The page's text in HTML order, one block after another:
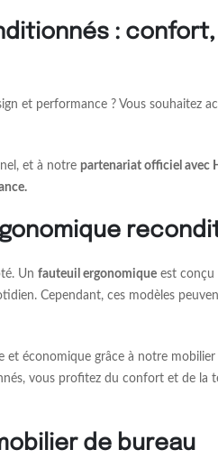
:
et performance ? Vous souhaitez
et à notre partenariat officiel avec
Un fauteuil ergonomiqueest conçu
Cependant, ces modèles
et économique grâce à notre mobilier
vous profitez du confort et de la
de bureau